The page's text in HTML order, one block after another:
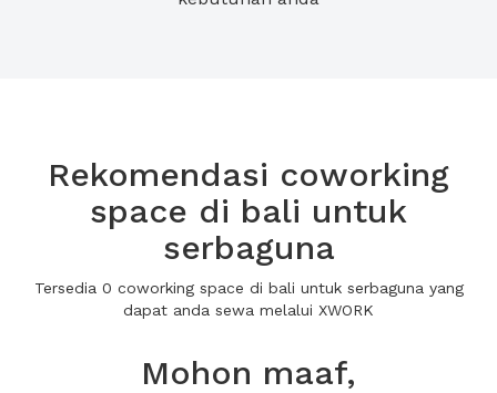
Rekomendasi coworking
space di bali untuk
serbaguna
Tersedia 0 coworking space di bali untuk serbaguna yang
dapat anda sewa melalui XWORK
Mohon maaf,